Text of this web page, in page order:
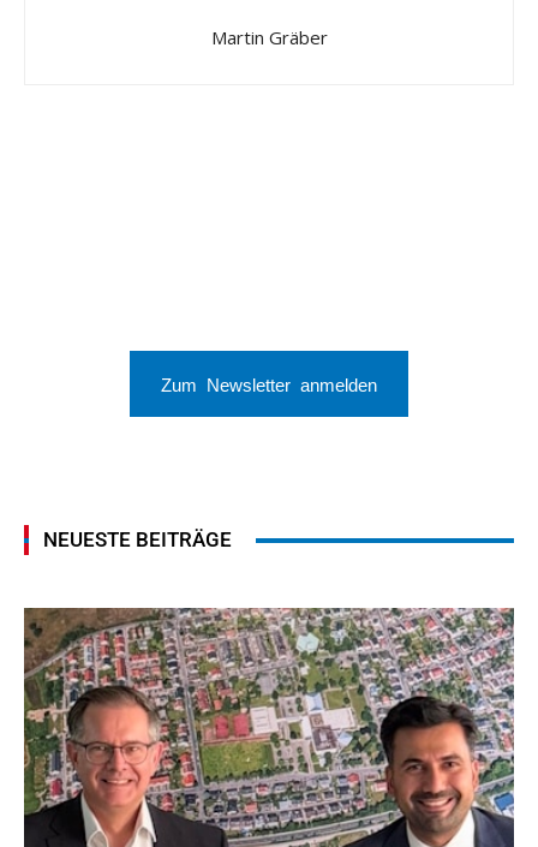
Martin Gräber
Zum Newsletter anmelden
NEUESTE BEITRÄGE